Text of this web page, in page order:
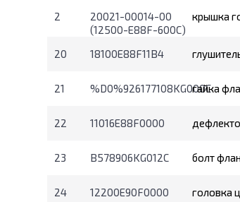
2
20021-00014-00
(12500-E88F-600C)
крышка
20 18100E88F11B4
21 %D0%926177108KG000C
гайка
22 11016E88F0000
23 B578906KG012C болт
24 12200E90F0000 головка